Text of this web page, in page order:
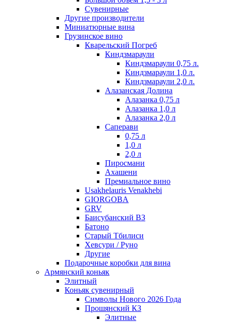
Сувенирные
Другие производители
Миниатюрные вина
Грузинское вино
Кварельский Погреб
Киндзмараули
Киндзмараули 0,75 л.
Киндзмараули 1,0 л.
Киндзмараули 2,0 л.
Алазанская Долина
Алазанка 0,75 л
Алазанка 1,0 л
Алазанка 2,0 л
Саперави
0,75 л
1,0 л
2,0 л
Пиросмани
Ахашени
Премиальное вино
Usakhelauris Venakhebi
GIORGOBA
GRV
Баисубанский ВЗ
Батоно
Старый Тбилиси
Хевсури / Руно
Другие
Подарочные коробки для вина
Армянский коньяк
Элитный
Коньяк сувенирный
Символы Нового 2026 Года
Прошянский КЗ
Элитные